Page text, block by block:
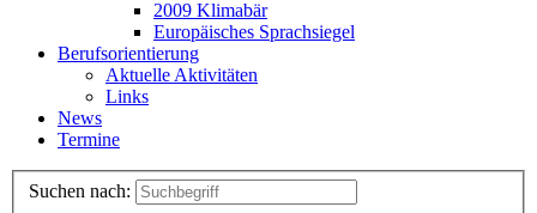
2009 Klimabär
Europäisches Sprachsiegel
Berufsorientierung
Aktuelle Aktivitäten
Links
News
Termine
Suchen nach: